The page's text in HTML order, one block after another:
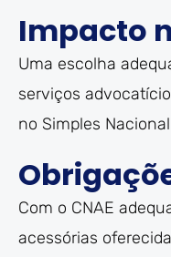
Impacto
Uma escolha
serviços
no Simples
Com o CNAE
acessórias